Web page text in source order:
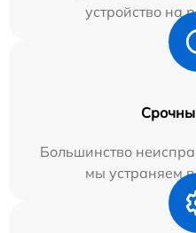
устройство на
Большинство
мы устраняем